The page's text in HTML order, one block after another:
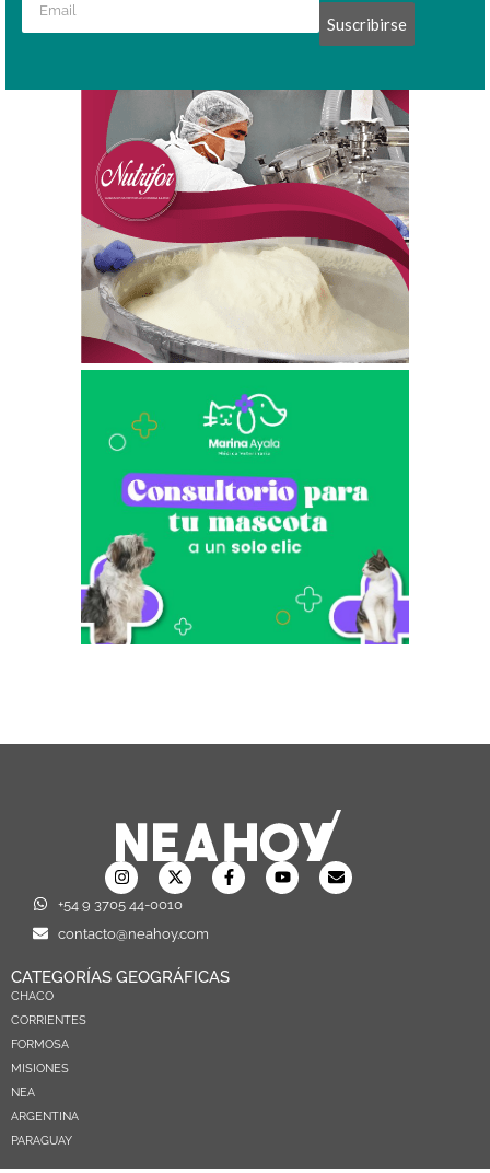
Suscribirse
+54 9 3705 44-0010
contacto@neahoy.com
CATEGORÍAS GEOGRÁFICAS
CHACO
CORRIENTES
FORMOSA
MISIONES
NEA
ARGENTINA
PARAGUAY